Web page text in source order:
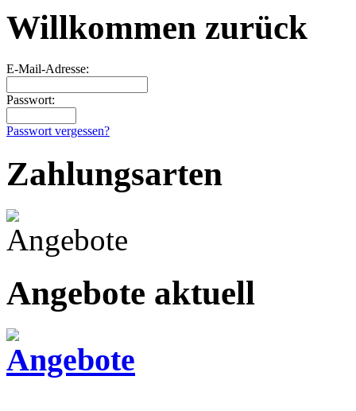
Willkommen zurück
E-Mail-Adresse:
Passwort:
Passwort vergessen?
Zahlungsarten
Angebote aktuell